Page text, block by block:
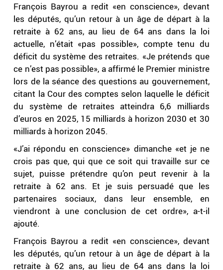
François Bayrou a redit «en conscience», devant
les députés, qu’un retour à un âge de départ à la
retraite à 62 ans, au lieu de 64 ans dans la loi
actuelle, n’était «pas possible», compte tenu du
déficit du système des retraites. «Je prétends que
ce n’est pas possible», a affirmé le Premier ministre
lors de la séance des questions au gouvernement,
citant la Cour des comptes selon laquelle le déficit
du système de retraites atteindra 6,6 milliards
d’euros en 2025, 15 milliards à horizon 2030 et 30
milliards à horizon 2045.
«J’ai répondu en conscience» dimanche «et je ne
crois pas que, qui que ce soit qui travaille sur ce
sujet, puisse prétendre qu’on peut revenir à la
retraite à 62 ans. Et je suis persuadé que les
partenaires sociaux, dans leur ensemble, en
viendront à une conclusion de cet ordre», a-t-il
ajouté.
François Bayrou a redit «en conscience», devant
les députés, qu’un retour à un âge de départ à la
retraite à 62 ans, au lieu de 64 ans dans la loi